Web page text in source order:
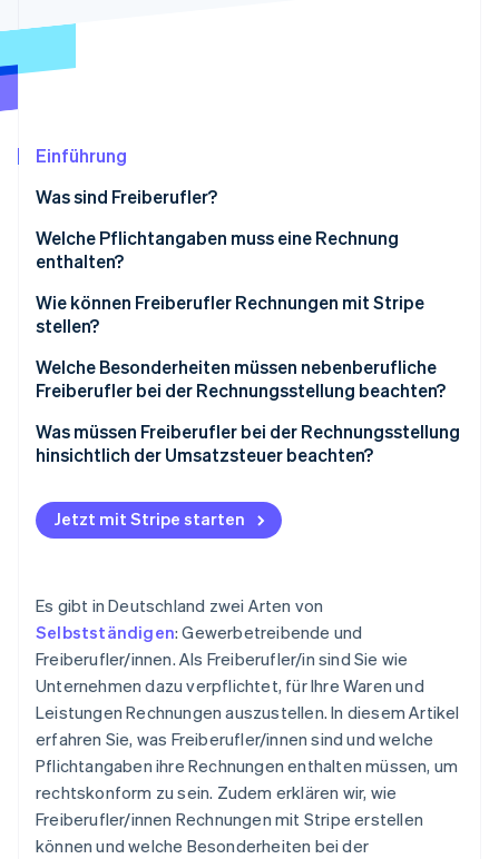
Identity
Online-Identitätsprüfung
Stripe-Sessions 2026
Erfahren Sie, wie Stripe Lösungen für die
Einführung
Was sind Freiberufler?
Welche Pflichtangaben muss eine Rechnung
enthalten?
Wie können Freiberufler Rechnungen mit Stripe
stellen?
Welche Besonderheiten müssen nebenberufliche
Freiberufler bei der Rechnungsstellung beachten?
Was müssen Freiberufler bei der Rechnungsstellung
hinsichtlich der Umsatzsteuer beachten?
Kleinunternehmens
Jetzt mit Stripe starten
Es gibt in Deutschland zwei Arten von
Selbstständigen: Gewerbetreibende und
Freiberufler/innen. Als Freiberufler/in sind Sie wie
Unternehmen dazu verpflichtet, für Ihre Waren und
Leistungen Rechnungen auszustellen. In diesem Artikel
erfahren Sie, was Freiberufler/innen sind und welche
Pflichtangaben ihre Rechnungen enthalten müssen, um
rechtskonform zu sein. Zudem erklären wir, wie
Freiberufler/innen Rechnungen mit Stripe erstellen
können und welche Besonderheiten bei der